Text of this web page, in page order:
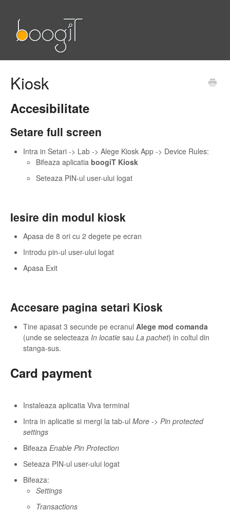
Kiosk
Accesibilitate
Setare full screen
Intra in Setari -> Lab -> Alege Kiosk App -> Device Rules:
Bifeaza aplicatia boogiT Kiosk
Seteaza PIN-ul user-ului logat
Iesire din modul kiosk
Apasa de 8 ori cu 2 degete pe ecran
Introdu pin-ul user-ului logat
Apasa Exit
Accesare pagina setari Kiosk
Tine apasat 3 secunde pe ecranul Alege mod comanda
(unde se selecteaza In locatie sau La pachet) in coltul din
stanga-sus.
Card payment
Instaleaza aplicatia Viva terminal
Intra in aplicatie si mergi la tab-ul More -> Pin protected
settings
Bifeaza Enable Pin Protection
Seteaza PIN-ul user-ului logat
Bifeaza:
Settings
Transactions